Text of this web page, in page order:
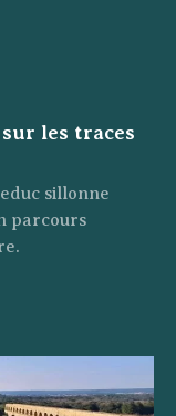
sur les traces
sillonne
parcours